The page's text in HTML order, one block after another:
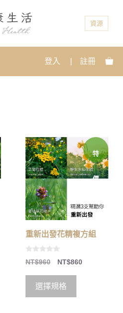
資源
登入 註冊
特
價
重新出發花精複方組
0
o
t
5
NT$960 NT$860
選擇規格